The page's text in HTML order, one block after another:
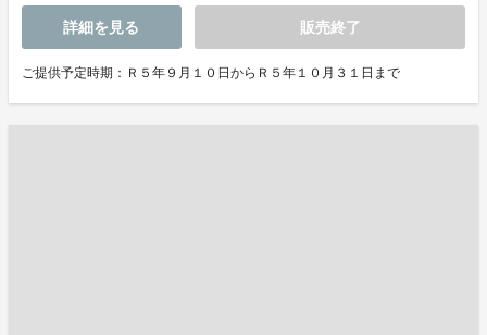
詳細を見る 販売終了
ご提供予定時期：Ｒ５年９月１０日からＲ５年１０月３１日まで